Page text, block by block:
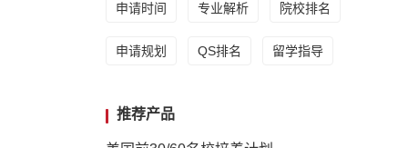
申请时间 专业解析 院校排名
申请规划 QS排名 留学指导
推荐产品